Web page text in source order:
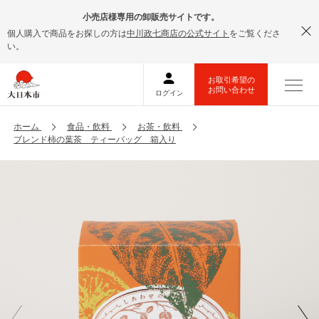
小売店様専用の卸販売サイトです。
個人購入で商品をお探しの方は中川政七商店の公式サイト をご覧くださ
い。
ホーム 食品・飲料
お茶・飲料
ブレンド柿の葉茶 ティーバッグ 箱入り